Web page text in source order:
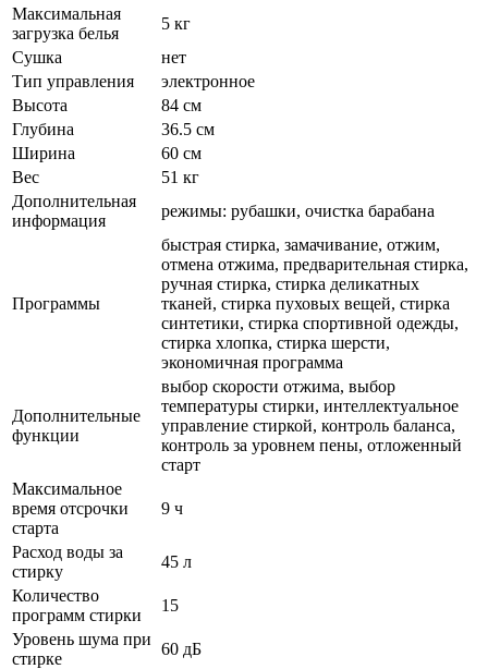
Максимальная
загрузка белья
5 кг
Сушка
нет
Тип управления
электронное
Высота
84 см
Глубина
36.5 см
Ширина
60 см
Вес
51 кг
Дополнительная
информация
режимы: рубашки, очистка барабана
Программы
быстрая стирка, замачивание, отжим,
отмена отжима, предварительная стирка,
ручная стирка, стирка деликатных
тканей, стирка пуховых вещей, стирка
синтетики, стирка спортивной одежды,
стирка хлопка, стирка шерсти,
экономичная программа
Дополнительные
функции
выбор скорости отжима, выбор
температуры стирки, интеллектуальное
управление стиркой, контроль баланса,
контроль за уровнем пены, отложенный
старт
Максимальное
время отсрочки
старта
9 ч
Расход воды за
стирку
45 л
Количество
программ стирки
15
Уровень шума при
стирке
60 дБ